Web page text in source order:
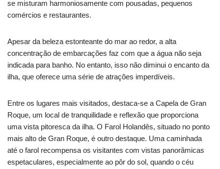
se misturam harmoniosamente com pousadas, pequenos
comércios e restaurantes.
Apesar da beleza estonteante do mar ao redor, a alta
concentração de embarcações faz com que a água não seja
indicada para banho. No entanto, isso não diminui o encanto da
ilha, que oferece uma série de atrações imperdíveis.
Entre os lugares mais visitados, destaca-se a Capela de Gran
Roque, um local de tranquilidade e reflexão que proporciona
uma vista pitoresca da ilha. O Farol Holandês, situado no ponto
mais alto de Gran Roque, é outro destaque. Uma caminhada
até o farol recompensa os visitantes com vistas panorâmicas
espetaculares, especialmente ao pôr do sol, quando o céu